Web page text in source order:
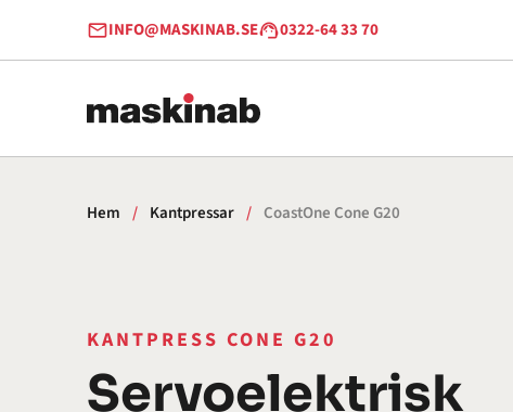
INFO@MASKINAB.SE 0322-64 33 70
Hem / Kantpressar / CoastOne Cone G20
KANTPRESS CONE G20
Servoelektrisk